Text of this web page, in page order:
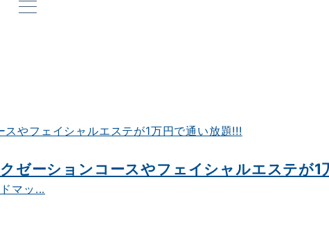
ゼーションコースやフェイシャルエステが1
マッ...